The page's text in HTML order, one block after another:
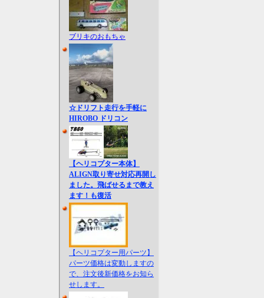
ブリキのおもちゃ
☆ドリフト走行を手軽に
HIROBO ドリコン
【ヘリコプター本体】
ALIGN取り寄せ対応再開し
ました。飛ばせるまで教え
ます！も復活
【ヘリコプター用パーツ】
パーツ価格は変動しますの
で、注文後新価格をお知ら
せします。